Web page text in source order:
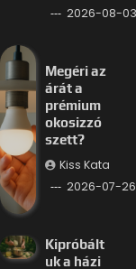
2026-08-03
Megéri az
árát a
prémium
okosizzó
szett?
Kiss Kata
2026-07-26
Kipróbált
uk a házi